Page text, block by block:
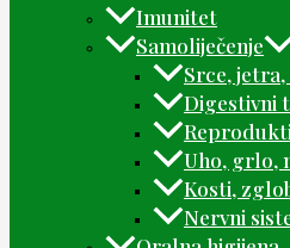
Imunitet
Samoliječenje
Srce,
Digestivni
Uho, grlo,
Kosti,
Nervni